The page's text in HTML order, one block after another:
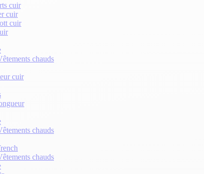
cuir
cuir
cuir
chauds
cuir
chauds
chauds